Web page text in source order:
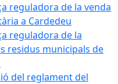
reguladora de la venda
a Cardedeu
reguladora de la
residus municipals de
del reglament del